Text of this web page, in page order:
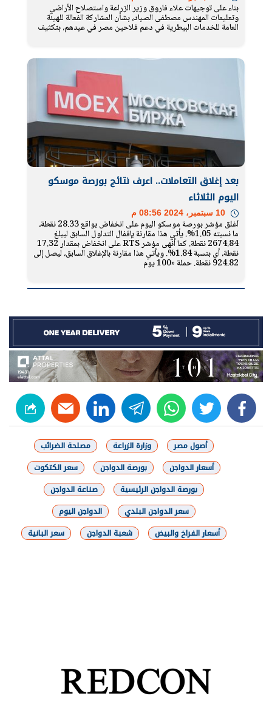
بناء على ﺗﻮﺟﻴﻬﺎت ﻋﻼء ﻓﺎروق وزير الزراعة واستصلاح الأراضي
وﺗﻌﻠﻴﻤﺎت اﻟﻤﻬﻨﺪس ﻣﺼﻄﻔﻰ اﻟﺼﻴﺎد، ﺑﺸﺄن اﻟﻤﺸﺎرﻛﺔ اﻟﻔﻌﺎﻟﺔ ﻟﻠﻬﻴﺌﺔ
اﻟﻌﺎﻣﺔ ﻟﻠﺨﺪﻣﺎت اﻟﺒﻴﻄﺮﻳﺔ ﻓﻲ دﻋﻢ ﻓﻼﺣﻴﻦ ﻣﺼﺮ ﻓﻲ ﻋﻴﺪﻫﻢ، ﺑﺘﻜﺜﻴﻒ
بعد إغلاق التعاملات.. اعرف نتائج بورصة موسكو
اليوم الثلاثاء
أغلق مؤشر بورصة موسكو اليوم على انخفاض بواقع 28.33 نقطة،
ما نسبته 1.05%. يأتي هذا مقارنة بإقفال التداول السابق ليبلغ
2674.84 نقطة. كما أنهى مؤشر RTS على انخفاض بمقدار 17.32
نقطة، أي بنسبة 1.84%. ويأتي هذا مقارنة بالإغلاق السابق، ليصل إلى
924.82 نقطة. حملة «100 يوم
facebook
twitter
whats
telegram
linkedin
شارك
أصول مصر وزارة الزراعة
مصلحة الضرائب
أسعار الدواجن
بورصة الدواجن
سعر الكتكوت
بورصة الدواجن الرئيسية
صناعة الدواجن
سعر الدواجن البلدي
الدواجن اليوم
أسعار الفراخ والبيض
شعبة الدواجن سعر البانية